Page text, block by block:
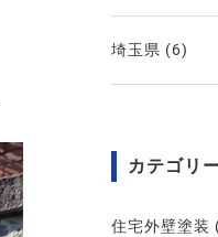
埼玉県 (6)
カテゴリ
住宅外壁塗装